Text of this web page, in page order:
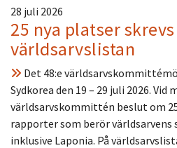
28 juli 2026
25 nya platser
världsarvslistan
Det 48:e
Sydkorea den 19 – 29 juli 2026.
världsarvskommittén beslut om
rapporter som berör
inklusive Laponia. På